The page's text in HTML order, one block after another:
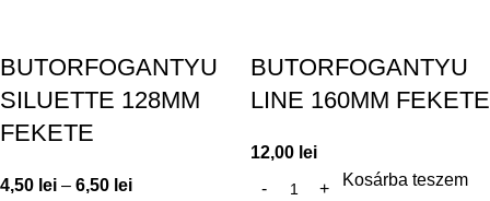
BUTORFOGANTYU
SILUETTE 128MM
FEKETE
4,50 lei – 6,50 lei
BUTORFOGANTYU
LINE 160MM FEKETE
12,00 lei
Kosárba teszem